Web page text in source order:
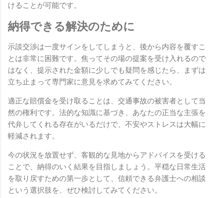
けることが可能です。
納得できる解決のために
示談交渉は一度サインをしてしまうと、後から内容を覆すこ
とは非常に困難です。焦ってその場の提案を受け入れるので
はなく、提示された金額に少しでも疑問を感じたら、まずは
立ち止まって専門家に意見を求めてみてください。
適正な賠償金を受け取ることは、交通事故の被害者として当
然の権利です。法的な知識に基づき、あなたの正当な主張を
代弁してくれる存在がいるだけで、不安やストレスは大幅に
軽減されます。
今の状況を放置せず、客観的な見地からアドバイスを受ける
ことで、納得のいく結果を目指しましょう。平穏な日常生活
を取り戻すための第一歩として、信頼できる弁護士への相談
という選択肢を、ぜひ検討してみてください。